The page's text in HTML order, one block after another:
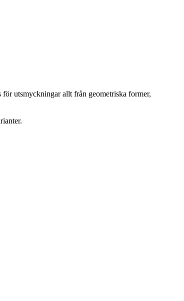
utsmyckningar allt från geometriska former,